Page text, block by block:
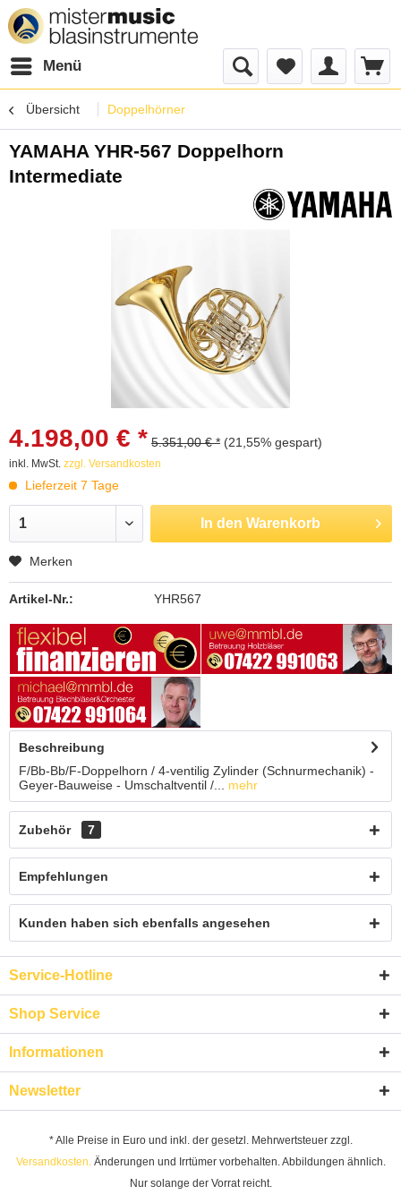
Menü
Übersicht Doppelhörner
YAMAHA YHR-567 Doppelhorn
Intermediate
4.198,00 € * 5.351,00 € * (21,55% gespart)
inkl. MwSt. zzgl. Versandkosten
Lieferzeit 7 Tage
In den Warenkorb
Merken
Artikel-Nr.: YHR567
Beschreibung
F/Bb-Bb/F-Doppelhorn / 4-ventilig Zylinder (Schnurmechanik) -
Geyer-Bauweise - Umschaltventil /...
mehr
Zubehör 7
Empfehlungen
Kunden haben sich ebenfalls angesehen
Service-Hotline
Shop Service
Informationen
Newsletter
* Alle Preise in Euro und inkl. der gesetzl. Mehrwertsteuer zzgl.
Versandkosten.Änderungen und Irrtümer vorbehalten. Abbildungen ähnlich.
Nur solange der Vorrat reicht.